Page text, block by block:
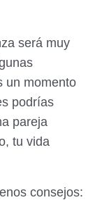
será muy
un momento
podrías
pareja
tu vida
consejos: